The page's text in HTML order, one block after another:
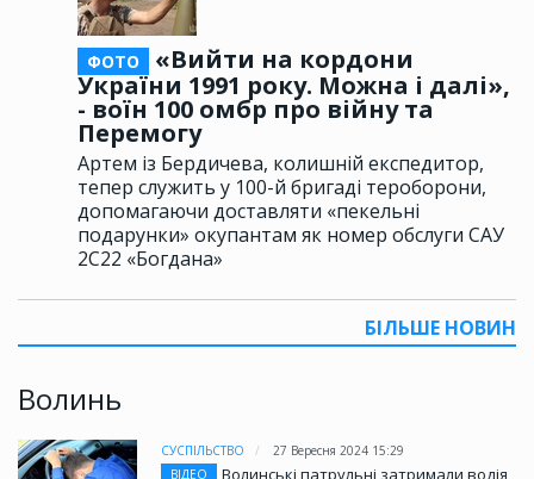
ФОТО
«Вийти на кордони
України 1991 року. Можна і далі»,
- воїн 100 омбр про війну та
Перемогу
Артем із Бердичева, колишній експедитор,
тепер служить у 100-й бригаді тероборони,
допомагаючи доставляти «пекельні
подарунки» окупантам як номер обслуги САУ
2С22 «Богдана»
БІЛЬШЕ НОВИН
Волинь
СУСПІЛЬСТВО
27 Вересня 2024 15:29
ВІДЕО
Волинські патрульні затримали водія